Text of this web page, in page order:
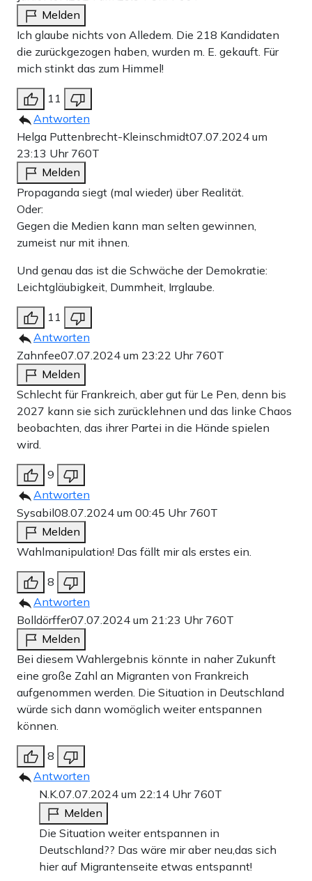
Melden
Ich glaube nichts von Alledem. Die 218 Kandidaten
die zurückgezogen haben, wurden m. E. gekauft. Für
mich stinkt das zum Himmel!
11
Antworten
Helga Puttenbrecht-Kleinschmidt07.07.2024 um
23:13 Uhr 760T
Melden
Propaganda siegt (mal wieder) über Realität.
Oder:
Gegen die Medien kann man selten gewinnen,
zumeist nur mit ihnen.
Und genau das ist die Schwäche der Demokratie:
Leichtgläubigkeit, Dummheit, Irrglaube.
11
Antworten
Zahnfee07.07.2024 um 23:22 Uhr 760T
Melden
Schlecht für Frankreich, aber gut für Le Pen, denn bis
2027 kann sie sich zurücklehnen und das linke Chaos
beobachten, das ihrer Partei in die Hände spielen
wird.
9
Antworten
Sysabil08.07.2024 um 00:45 Uhr 760T
Melden
Wahlmanipulation! Das fällt mir als erstes ein.
8
Antworten
Bolldörffer07.07.2024 um 21:23 Uhr 760T
Melden
Bei diesem Wahlergebnis könnte in naher Zukunft
eine große Zahl an Migranten von Frankreich
aufgenommen werden. Die Situation in Deutschland
würde sich dann womöglich weiter entspannen
können.
8
Antworten
N.K.07.07.2024 um 22:14 Uhr 760T
Melden
Die Situation weiter entspannen in
Deutschland?? Das wäre mir aber neu,das sich
hier auf Migrantenseite etwas entspannt!